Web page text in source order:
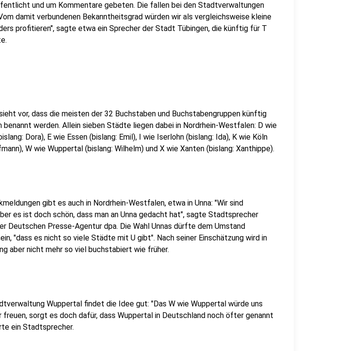
und um Kommentare gebeten. Die fallen bei den Stadtverwaltungen
damit verbundenen Bekanntheitsgrad würden wir als vergleichsweise kleine
profitieren", sagte etwa ein Sprecher der Stadt Tübingen, die künftig für T
vor, dass die meisten der 32 Buchstaben und Buchstabengruppen künftig
benannt werden. Allein sieben Städte liegen dabei in Nordrhein-Westfalen: D wie
Dora), E wie Essen (bislang: Emil), I wie Iserlohn (bislang: Ida), K wie Köln
W wie Wuppertal (bislang: Wilhelm) und X wie Xanten (bislang: Xanthippe).
gibt es auch in Nordrhein-Westfalen, etwa in Unna: "Wir sind
es ist doch schön, dass man an Unna gedacht hat", sagte Stadtsprecher
Deutschen Presse-Agentur dpa. Die Wahl Unnas dürfte dem Umstand
"dass es nicht so viele Städte mit U gibt". Nach seiner Einschätzung wird in
aber nicht mehr so viel buchstabiert wie früher.
Wuppertal findet die Idee gut: "Das W wie Wuppertal würde uns
freuen, sorgt es doch dafür, dass Wuppertal in Deutschland noch öfter genannt
ein Stadtsprecher.